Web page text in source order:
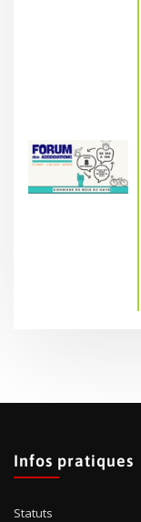
Infos pratiques
Statuts